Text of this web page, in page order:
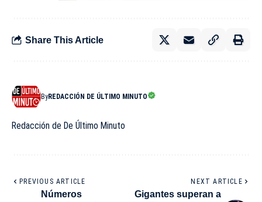
Share This Article
ByREDACCIÓN DE ÚLTIMO MINUTO
Redacción de De Último Minuto
PREVIOUS ARTICLE
Números
NEXT ARTICLE
Gigantes superan a